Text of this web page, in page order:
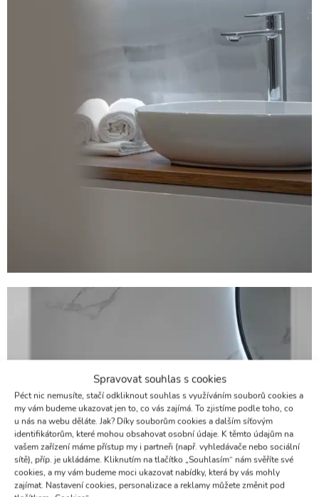
Spravovat souhlas s cookies
Péct nic nemusíte, stačí odkliknout souhlas s využíváním souborů cookies a
my vám budeme ukazovat jen to, co vás zajímá. To zjistíme podle toho, co
u nás na webu děláte. Jak? Díky souborům cookies a dalším síťovým
identifikátorům, které mohou obsahovat osobní údaje. K těmto údajům na
vašem zařízení máme přístup my i partneři (např. vyhledávače nebo sociální
sítě), příp. je ukládáme. Kliknutím na tlačítko „Souhlasím“ nám svěříte své
cookies, a my vám budeme moci ukazovat nabídky, která by vás mohly
zajímat. Nastavení cookies, personalizace a reklamy můžete změnit pod